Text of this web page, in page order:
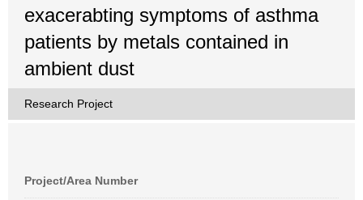
exacerabting symptoms of asthma
patients by metals contained in
ambient dust
Research Project
Project/Area Number